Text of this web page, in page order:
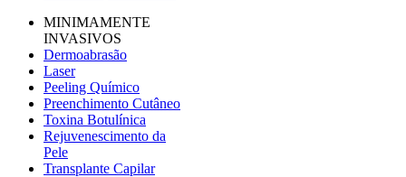
MINIMAMENTE
INVASIVOS
Dermoabrasão
Laser
Peeling Químico
Preenchimento Cutâneo
Toxina Botulínica
Rejuvenescimento da
Pele
Transplante Capilar